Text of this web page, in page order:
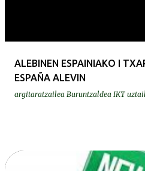
ALEBINEN ESPAINIAKO I
ESPAÑA ALEVIN
argitaratzailea Buruntzaldea IKT